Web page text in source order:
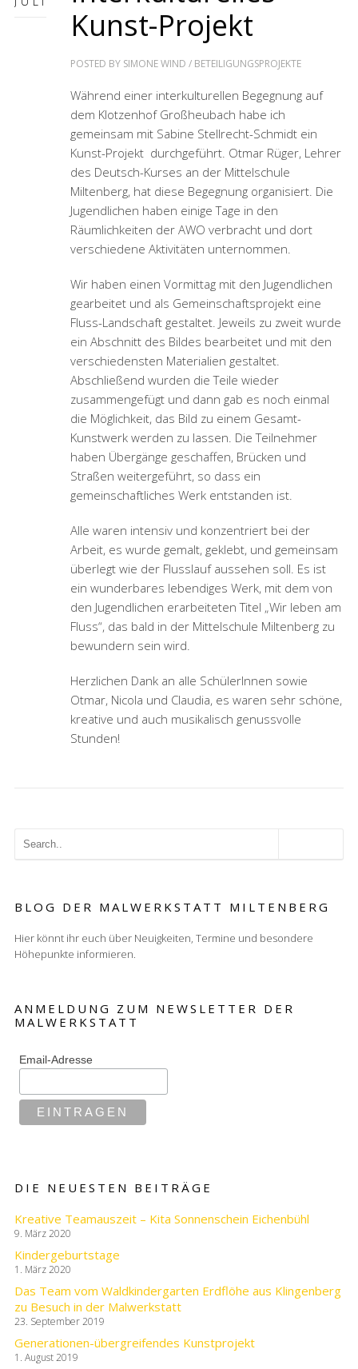
Kunst-Projekt
POSTED BY SIMONE WIND / BETEILIGUNGSPROJEKTE
Während einer interkulturellen Begegnung auf
dem Klotzenhof Großheubach habe ich
gemeinsam mit Sabine Stellrecht-Schmidt ein
Kunst-Projekt durchgeführt. Otmar Rüger, Lehrer
des Deutsch-Kurses an der Mittelschule
Miltenberg, hat diese Begegnung organisiert. Die
Jugendlichen haben einige Tage in den
Räumlichkeiten der AWO verbracht und dort
verschiedene Aktivitäten unternommen.
Wir haben einen Vormittag mit den Jugendlichen
gearbeitet und als Gemeinschaftsprojekt eine
Fluss-Landschaft gestaltet. Jeweils zu zweit wurde
ein Abschnitt des Bildes bearbeitet und mit den
verschiedensten Materialien gestaltet.
Abschließend wurden die Teile wieder
zusammengefügt und dann gab es noch einmal
die Möglichkeit, das Bild zu einem Gesamt-
Kunstwerk werden zu lassen. Die Teilnehmer
haben Übergänge geschaffen, Brücken und
Straßen weitergeführt, so dass ein
gemeinschaftliches Werk entstanden ist.
Alle waren intensiv und konzentriert bei der
Arbeit, es wurde gemalt, geklebt, und gemeinsam
überlegt wie der Flusslauf aussehen soll. Es ist
ein wunderbares lebendiges Werk, mit dem von
den Jugendlichen erarbeiteten Titel „Wir leben am
Fluss“, das bald in der Mittelschule Miltenberg zu
bewundern sein wird.
Herzlichen Dank an alle SchülerInnen sowie
Otmar, Nicola und Claudia, es waren sehr schöne,
kreative und auch musikalisch genussvolle
Stunden!
BLOG DER MALWERKSTATT MILTENBERG
Hier könnt ihr euch über Neuigkeiten, Termine und besondere
Höhepunkte informieren.
ANMELDUNG ZUM NEWSLETTER DER
MALWERKSTATT
Email-Adresse
DIE NEUESTEN BEITRÄGE
Kreative Teamauszeit – Kita Sonnenschein Eichenbühl
9. März 2020
Kindergeburtstage
1. März 2020
Das Team vom Waldkindergarten Erdflöhe aus Klingenberg
zu Besuch in der Malwerkstatt
23. September 2019
Generationen-übergreifendes Kunstprojekt
1. August 2019